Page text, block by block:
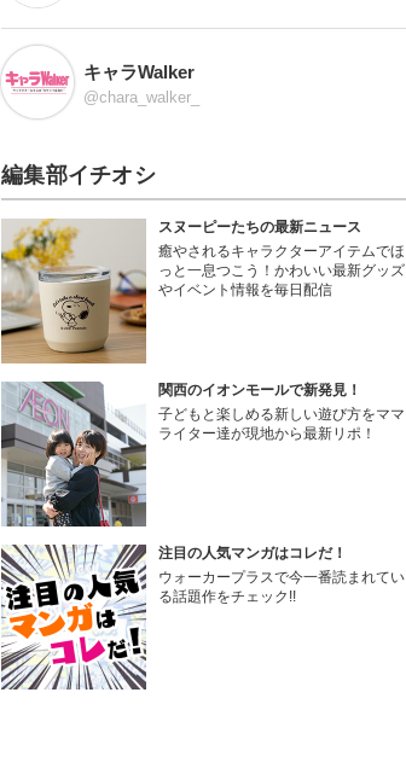
キャラWalker
@chara_walker_
編集部イチオシ
スヌーピーたちの最新ニュース
癒やされるキャラクターアイテムでほ
っと一息つこう！かわいい最新グッズ
やイベント情報を毎日配信
関西のイオンモールで新発見！
子どもと楽しめる新しい遊び方をママ
ライター達が現地から最新リポ！
注目の人気マンガはコレだ！
ウォーカープラスで今一番読まれてい
る話題作をチェック!!